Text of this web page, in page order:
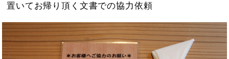
置いてお帰り頂く文書での協力依頼